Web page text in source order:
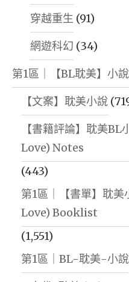
穿越重生 (91)
網遊科幻 (34)
第1區｜【BL耽美】小
【文案】耽美小說
【書籍評論】耽美
Love) Notes
(443)
第1區｜【書單】耽
Love) Booklist
(1,551)
第1區｜BL-耽美-小說